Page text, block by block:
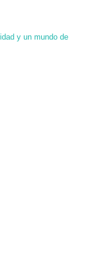
y un mundo de